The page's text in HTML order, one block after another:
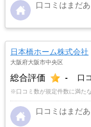
口コミはまだ
日本橋ホーム株式会社
大阪府大阪市中央区
総合評価 - 口
※口コミ数が規定件数に満た
口コミはまだ